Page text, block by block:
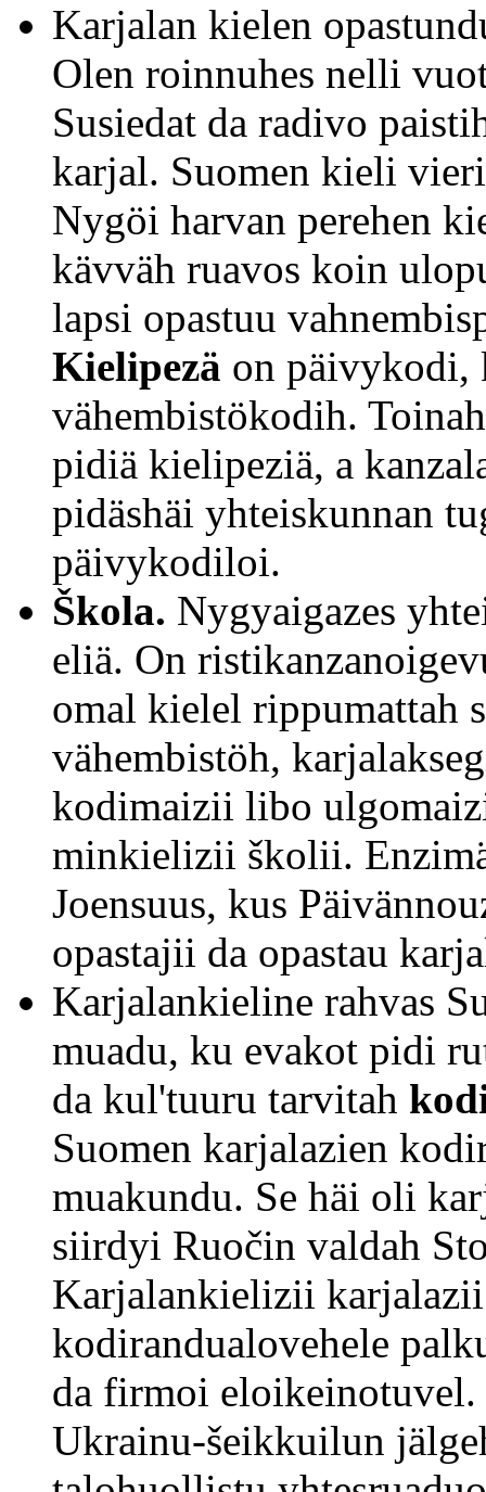
Karjalan kielen
Olen roinnuhes nelli
Susiedat da radivo
karjal. Suomen kieli
Nygöi harvan perehen
kävväh ruavos koin
lapsi opastuu
Kielipezä on päivykodi,
vähembistökodih.
pidiä kielipeziä, a
pidäshäi yhteiskunnan
päivykodiloi.
Škola. Nygyaigazes
eliä. On
omal kielel rippumattah
vähembistöh,
kodimaizii libo
minkielizii školii.
Joensuus, kus
opastajii da opastau
Karjalankieline rahvas
muadu, ku evakot pidi
da kul'tuuru tarvitah
Suomen karjalazien
muakundu. Se häi oli
siirdyi Ruočin valdah
Karjalankielizii
kodirandualovehele
da firmoi
Ukrainu-šeikkuilun